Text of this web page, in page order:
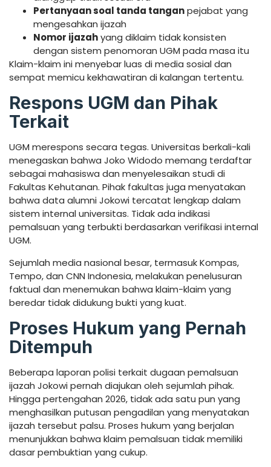
Pertanyaan soal tanda tanganpejabat yang
mengesahkan ijazah
Nomor ijazahyang diklaim tidak konsisten
dengan sistem penomoran UGM pada masa itu
Klaim-klaim ini menyebar luas di media sosial dan
sempat memicu kekhawatiran di kalangan tertentu.
Respons UGM dan Pihak
Terkait
UGM merespons secara tegas. Universitas berkali-kali
menegaskan bahwa Joko Widodo memang terdaftar
sebagai mahasiswa dan menyelesaikan studi di
Fakultas Kehutanan. Pihak fakultas juga menyatakan
bahwa data alumni Jokowi tercatat lengkap dalam
sistem internal universitas. Tidak ada indikasi
pemalsuan yang terbukti berdasarkan verifikasi internal
UGM.
Sejumlah media nasional besar, termasuk Kompas,
Tempo, dan CNN Indonesia, melakukan penelusuran
faktual dan menemukan bahwa klaim-klaim yang
beredar tidak didukung bukti yang kuat.
Proses Hukum yang Pernah
Ditempuh
Beberapa laporan polisi terkait dugaan pemalsuan
ijazah Jokowi pernah diajukan oleh sejumlah pihak.
Hingga pertengahan 2026, tidak ada satu pun yang
menghasilkan putusan pengadilan yang menyatakan
ijazah tersebut palsu. Proses hukum yang berjalan
menunjukkan bahwa klaim pemalsuan tidak memiliki
dasar pembuktian yang cukup.